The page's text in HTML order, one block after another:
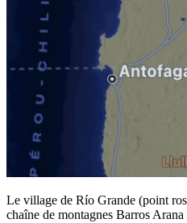
Le village de Río Grande (point
chaîne de montagnes Barros